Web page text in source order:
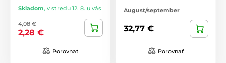
Skladom, v stredu 12. 8. u vás
4,08 €
2,28 €
Porovnať
August/september
32,77 €
Porovnať